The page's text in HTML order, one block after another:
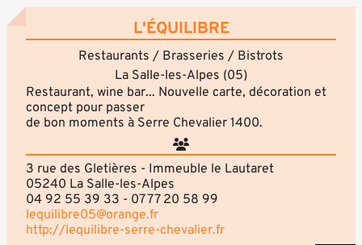
L'ÉQUILIBRE
Restaurants / Brasseries / Bistrots
La Salle-les-Alpes (05)
Restaurant, wine bar... Nouvelle carte, décoration et
concept pour passer
de bon moments à Serre Chevalier 1400.
3 rue des Gletières - Immeuble le Lautaret
05240 La Salle-les-Alpes
04 92 55 39 33 - 07 77 20 58 99
lequilibre05@orange.fr
http://lequilibre-serre-chevalier.fr